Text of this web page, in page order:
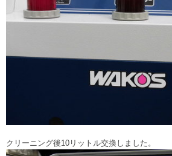
クリーニング後10リットル交換しました。